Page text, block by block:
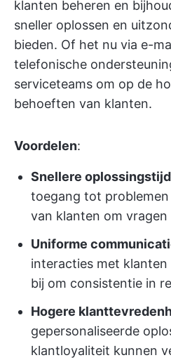
klanten beheren en
sneller oplossen en
bieden. Of het nu via e-
telefonische
serviceteams om op de
behoeften van klanten.
Voordelen:
Snellere
toegang tot
van klanten om vragen
Uniforme
interacties met klanten
bij om consistentie in
Hogere
gepersonaliseerde
klantloyaliteit kunnen